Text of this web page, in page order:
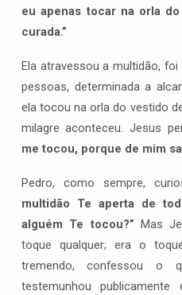
eu apenas tocar na orla
curada.”
Ela atravessou a multidão,
pessoas, determinada a
ela tocou na orla do vestido
milagre aconteceu. Jesus
me tocou, porque de mim
Pedro, como sempre,
multidão Te aperta de
alguém Te tocou?” Mas
toque qualquer; era o
tremendo, confessou o
testemunhou